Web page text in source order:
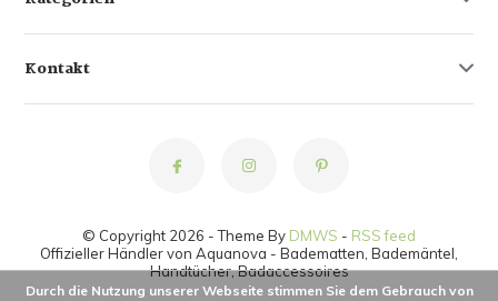
Kontakt
© Copyright 2026 - Theme By DMWS - RSS feed
Offizieller Händler von Aquanova - Badematten, Bademäntel,
Handtücher, Badaccessoires
Durch die Nutzung unserer Webseite stimmen Sie dem Gebrauch von